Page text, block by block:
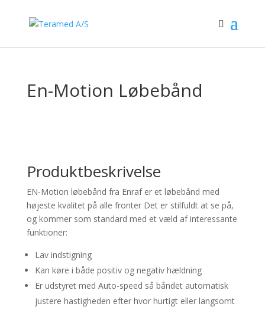
En-Motion Løbebånd
Produktbeskrivelse
EN-Motion løbebånd fra Enraf er et løbebånd med
højeste kvalitet på alle fronter Det er stilfuldt at se på,
og kommer som standard med et væld af interessante
funktioner:
Lav indstigning
Kan køre i både positiv og negativ hældning
Er udstyret med Auto-speed så båndet automatisk
justere hastigheden efter hvor hurtigt eller langsomt